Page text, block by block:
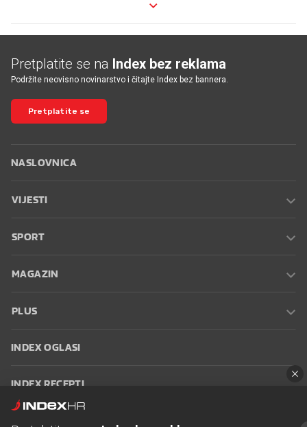
Pretplatite se na Index bez reklama
Podržite neovisno novinarstvo i čitajte Index bez bannera.
Pretplatite se
NASLOVNICA
VIJESTI
SPORT
MAGAZIN
PLUS
INDEX OGLASI
INDEX RECEPTI